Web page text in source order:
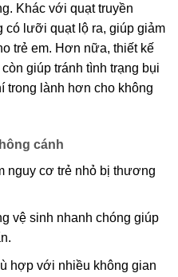
Khác với quạt truyền
có lưỡi quạt lộ ra, giúp giảm
trẻ em. Hơn nữa, thiết kế
giúp tránh tình trạng bụi
trong lành hơn cho không
cánh
nguy cơ trẻ nhỏ bị thương
vệ sinh nhanh chóng giúp
hợp với nhiều không gian